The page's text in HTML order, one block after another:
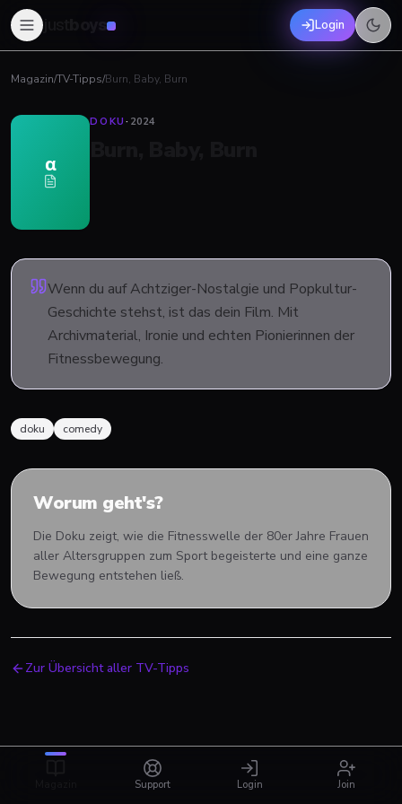
boys Login
Magazin/TV-Tipps/Burn, Baby, Burn
α
DOKU· 2024
Wenn du auf Achtziger-Nostalgie und Popkultur-
Geschichte stehst, ist das dein Film. Mit
Archivmaterial, Ironie und echten Pionierinnen der
Fitnessbewegung.
doku comedy
Worum geht's?
Die Doku zeigt, wie die Fitnesswelle der 80er Jahre Frauen
aller Altersgruppen zum Sport begeisterte und eine ganze
Bewegung entstehen ließ.
Zur Übersicht aller TV-Tipps
Support Login Join